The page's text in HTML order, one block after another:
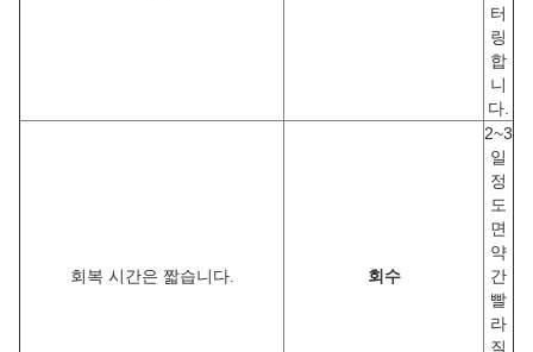
터
링
합
니
다.
회복 시간은 짧습니다. 회수
2~3
일
정
도
면
약
간
빨
라
질